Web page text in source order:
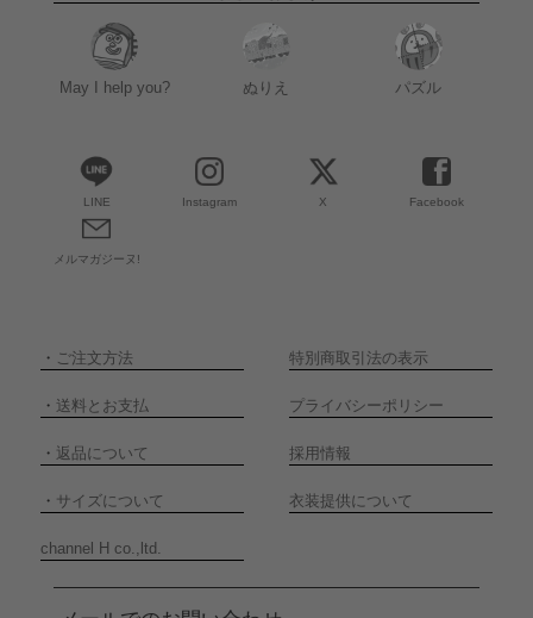
May I help you? ぬりえ パズル
LINE Instagram X Facebook
メルマガジーヌ!
・ ご注文方法 特別商取引法の表示
・ 送料とお支払 プライバシーポリシー
・ 返品について 採用情報
・ サイズについて 衣装提供について
channel H co.,ltd.